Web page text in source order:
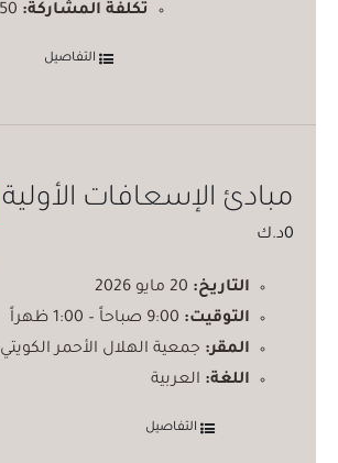
تكلفة المشاركة:
التفاصيل
مبادئ الإسعافات الأولية
0د.ك
التاريخ:
التوقيت:
المقر: جمعية الهلال الأحمر الكويتي
اللغة: العربية
التفاصيل